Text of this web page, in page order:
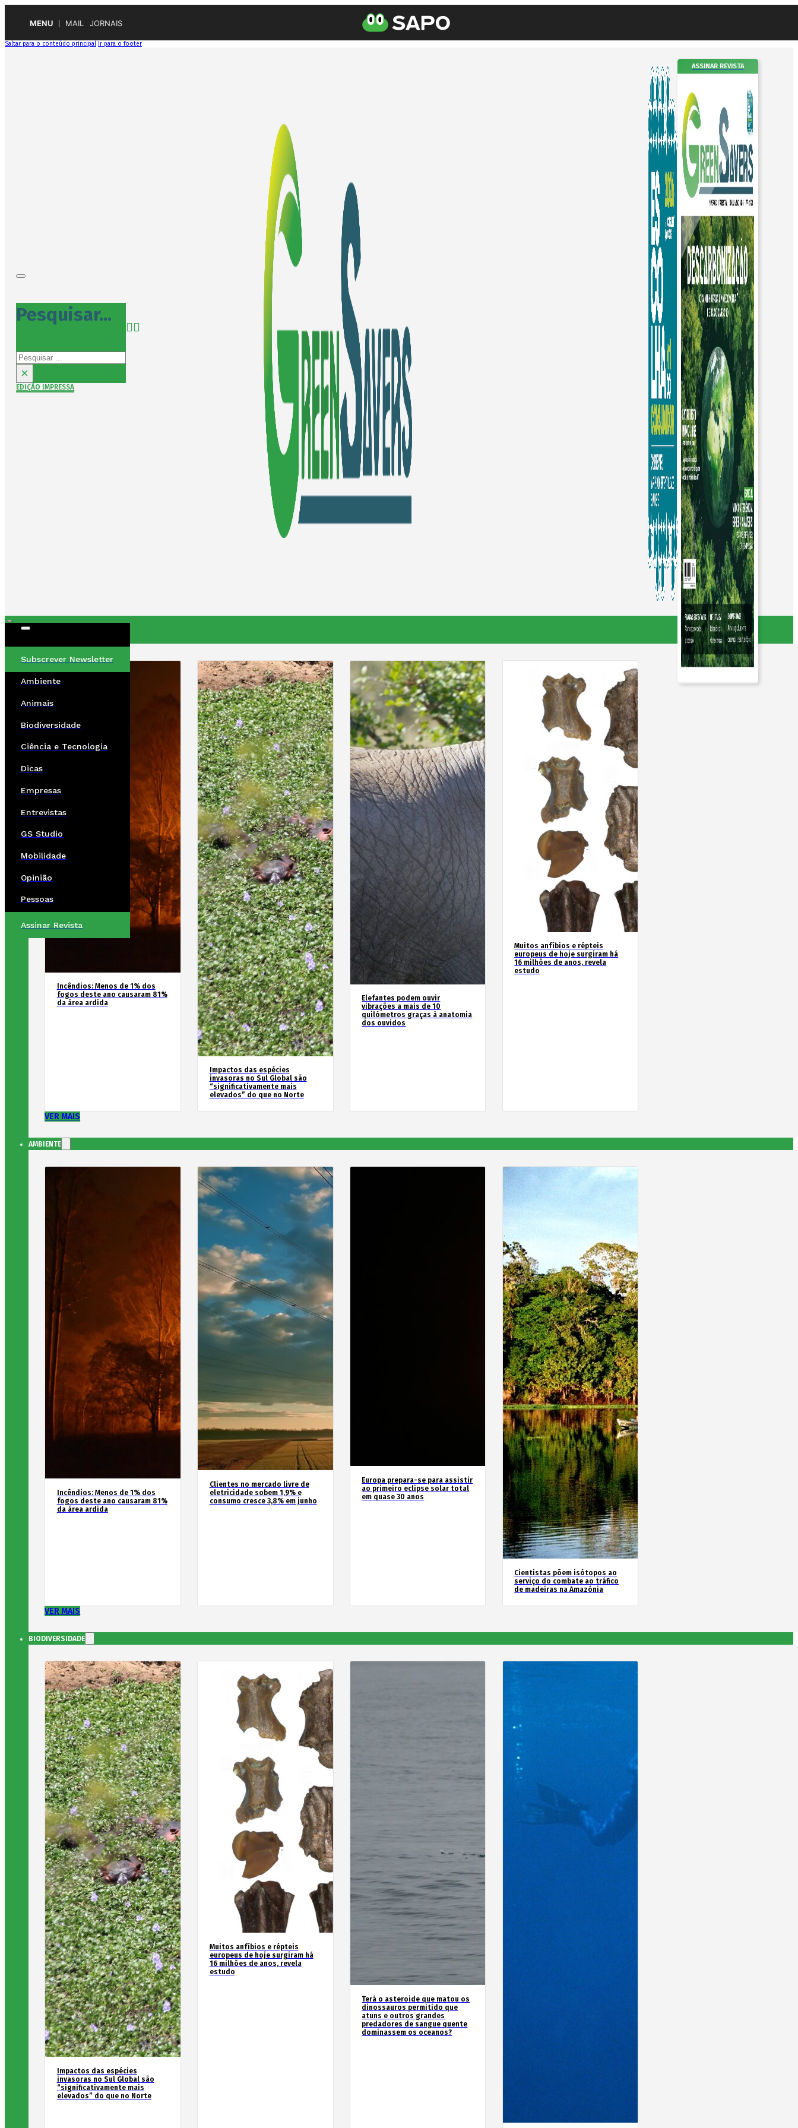
MENU MAIL JORNAIS
Saltar para o conteúdo principal Ir para o footer
Pesquisar...
Pesquisar
×
EDIÇÃO IMPRESSA
ASSINAR REVISTA
Subscrever Newsletter
Ambiente
Animais
Biodiversidade
Ciência e Tecnologia
Dicas
Empresas
Entrevistas
GS Studio
Mobilidade
Opinião
Pessoas
Assinar Revista
Incêndios: Menos de 1% dos
fogos deste ano causaram 81%
da área ardida
Impactos das espécies
invasoras no Sul Global são
“significativamente mais
elevados” do que no Norte
Elefantes podem ouvir
vibrações a mais de 10
quilómetros graças à anatomia
dos ouvidos
Muitos anfíbios e répteis
europeus de hoje surgiram há
16 milhões de anos, revela
estudo
VER MAIS
AMBIENTE
Incêndios: Menos de 1% dos
fogos deste ano causaram 81%
da área ardida
Clientes no mercado livre de
eletricidade sobem 1,9% e
consumo cresce 3,8% em junho
Europa prepara-se para assistir
ao primeiro eclipse solar total
em quase 30 anos
Cientistas põem isótopos ao
serviço do combate ao tráfico
de madeiras na Amazónia
VER MAIS
BIODIVERSIDADE
Impactos das espécies
invasoras no Sul Global são
“significativamente mais
elevados” do que no Norte
Muitos anfíbios e répteis
europeus de hoje surgiram há
16 milhões de anos, revela
estudo
Terá o asteroide que matou os
dinossauros permitido que
atuns e outros grandes
predadores de sangue quente
dominassem os oceanos?